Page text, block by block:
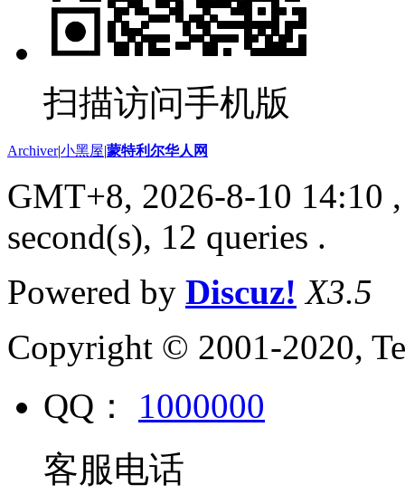
扫描访问手机版
Archiver|小黑屋|蒙特利尔华人网
GMT+8, 2026-8-10 14:10
second(s), 12 queries .
Powered by Discuz! X3.5
Copyright © 2001-2020,
QQ： 1000000
客服电话